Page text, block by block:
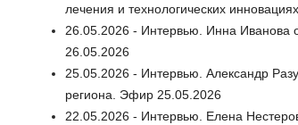
лечения и технологических
26.05.2026 - Интервью. Инна Иванова
26.05.2026
25.05.2026 - Интервью. Александр
региона. Эфир 25.05.2026
22.05.2026 - Интервью. Елена